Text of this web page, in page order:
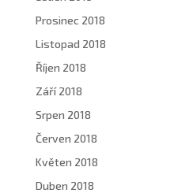
Prosinec 2018
Listopad 2018
Říjen 2018
Září 2018
Srpen 2018
Červen 2018
Květen 2018
Duben 2018